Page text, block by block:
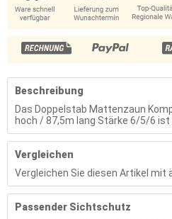
Beschreibung
Das Doppelstab Mattenzaun
hoch / 87,5m lang Stärke 6/5/6 ist
Vergleichen
Vergleichen Sie diesen Artikel mit
Passender Sichtschutz